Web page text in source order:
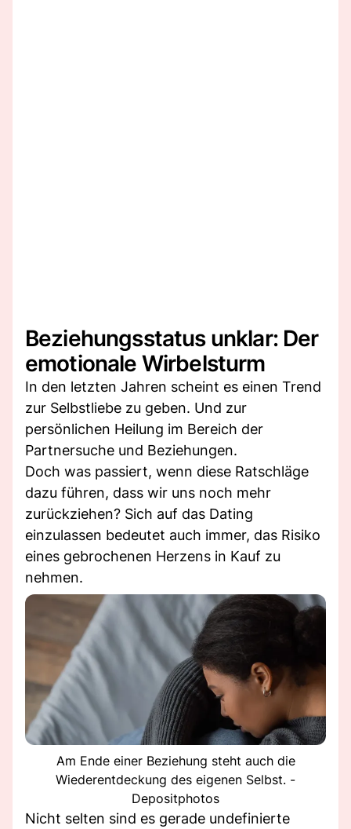
Beziehungsstatus unklar: Der
emotionale Wirbelsturm
In den letzten Jahren scheint es einen Trend
zur Selbstliebe zu geben. Und zur
persönlichen Heilung im Bereich der
Partnersuche und Beziehungen.
Doch was passiert, wenn diese Ratschläge
dazu führen, dass wir uns noch mehr
zurückziehen? Sich auf das Dating
einzulassen bedeutet auch immer, das Risiko
eines gebrochenen Herzens in Kauf zu
nehmen.
Am Ende einer Beziehung steht auch die
Wiederentdeckung des eigenen Selbst. -
Depositphotos
Nicht selten sind es gerade undefinierte